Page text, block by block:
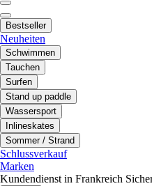
Bestseller
Neuheiten
Schwimmen
Tauchen
Surfen
Stand up paddle
Wassersport
Inlineskates
Sommer / Strand
Schlussverkauf
Marken
Kundendienst in Frankreich